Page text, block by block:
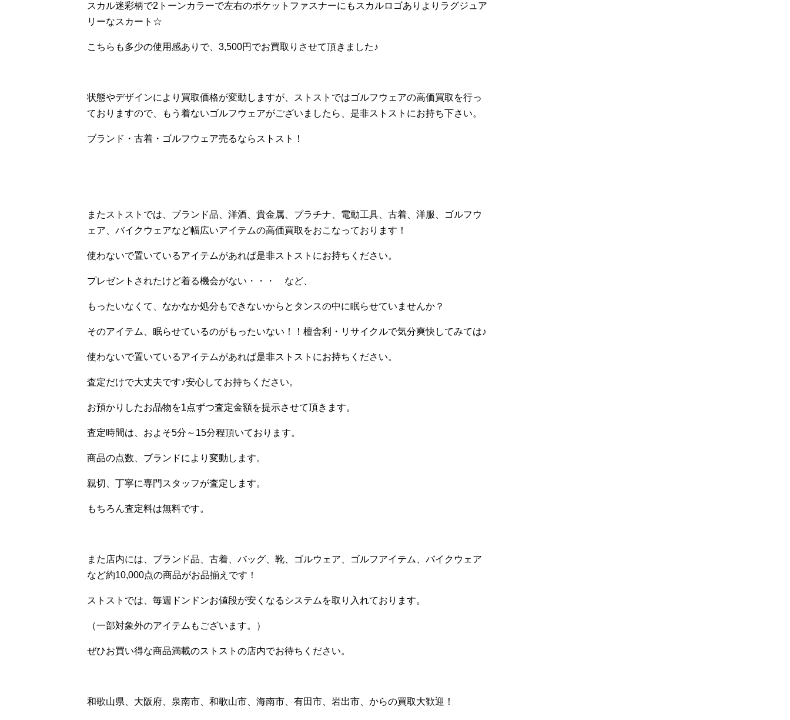
スカル迷彩柄で2トーンカラーで左右のポケットファスナーにもスカルロゴありよりラグジュア
リーなスカート☆
こちらも多少の使用感ありで、3,500円でお買取りさせて頂きました♪
状態やデザインにより買取価格が変動しますが、ストストではゴルフウェアの高価買取を行っ
ておりますので、もう着ないゴルフウェアがございましたら、是非ストストにお持ち下さい。
ブランド・古着・ゴルフウェア売るならストスト！
またストストでは、ブランド品、洋酒、貴金属、プラチナ、電動工具、古着、洋服、ゴルフウ
ェア、バイクウェアなど幅広いアイテムの高価買取をおこなっております！
使わないで置いているアイテムがあれば是非ストストにお持ちください。
プレゼントされたけど着る機会がない・・・ など、
もったいなくて、なかなか処分もできないからとタンスの中に眠らせていませんか？
そのアイテム、眠らせているのがもったいない！！檀舎利・リサイクルで気分爽快してみては♪
使わないで置いているアイテムがあれば是非ストストにお持ちください。
査定だけで大丈夫です♪安心してお持ちください。
お預かりしたお品物を1点ずつ査定金額を提示させて頂きます。
査定時間は、およそ5分～15分程頂いております。
商品の点数、ブランドにより変動します。
親切、丁寧に専門スタッフが査定します。
もちろん査定料は無料です。
また店内には、ブランド品、古着、バッグ、靴、ゴルウェア、ゴルフアイテム、バイクウェア
など約10,000点の商品がお品揃えです！
ストストでは、毎週ドンドンお値段が安くなるシステムを取り入れております。
（一部対象外のアイテムもございます。）
ぜひお買い得な商品満載のストストの店内でお待ちください。
和歌山県、大阪府、泉南市、和歌山市、海南市、有田市、岩出市、からの買取大歓迎！